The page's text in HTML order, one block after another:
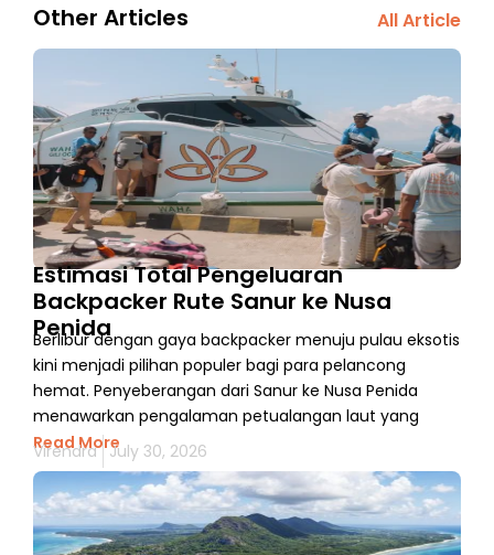
Other Articles All Article
Estimasi Total Pengeluaran
Backpacker Rute Sanur ke Nusa
Penida
Berlibur dengan gaya backpacker menuju pulau eksotis
kini menjadi pilihan populer bagi para pelancong
hemat. Penyeberangan dari Sanur ke Nusa Penida
menawarkan pengalaman petualangan laut yang
Read More
Virendra July 30, 2026